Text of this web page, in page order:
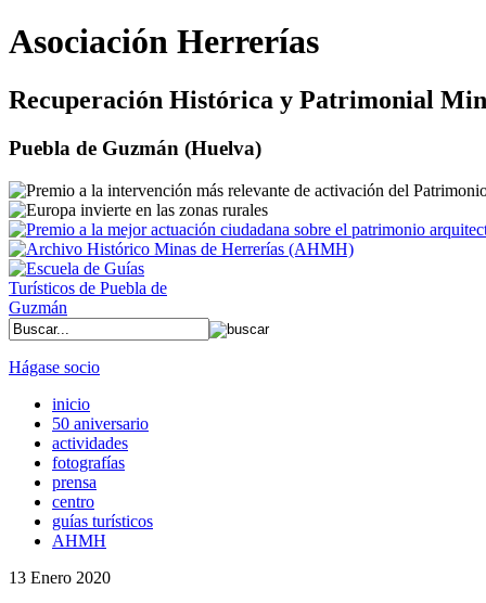
Asociación Herrerías
Recuperación Histórica y Patrimonial
Puebla de Guzmán (Huelva)
Hágase socio
inicio
50 aniversario
actividades
fotografías
prensa
centro
guías turísticos
AHMH
13 Enero 2020